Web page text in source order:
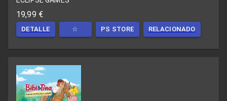
19,99 €
DETALLE ☆ PS STORE RELACIONADO